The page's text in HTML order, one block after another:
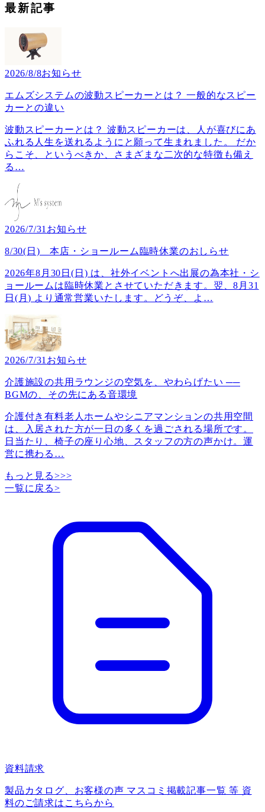
最新記事
2026/8/8お知らせ
エムズシステムの波動スピーカーとは？ 一般的なスピー
カーとの違い
波動スピーカーとは？ 波動スピーカーは、人が喜びにあ
ふれる人生を送れるようにと願って生まれました。 だか
らこそ、というべきか、さまざまな二次的な特徴も備え
る …
2026/7/31 お知らせ
8/30(日) 本店・ショールーム臨時休業のおしらせ
2026年8月30日(日) は、社外イベントへ出展の為本社・シ
ョールームは臨時休業とさせていただきます。翌、8月31
日(月) より通常営業いたします。どうぞ、よ …
2026/7/31 お知らせ
介護施設の共用ラウンジの空気を、やわらげたい ──
BGMの、その先にある音環境
介護付き有料老人ホームやシニアマンションの共用空間
は、入居された方が一日の多くを過ごされる場所です。
日当たり、椅子の座り心地、スタッフの方の声かけ。運
営に携わる …
もっと見る>>>
一覧に戻る>
資料請求
製品カタログ、お客様の声 マスコミ掲載記事一覧 等 資
料のご請求はこちらから